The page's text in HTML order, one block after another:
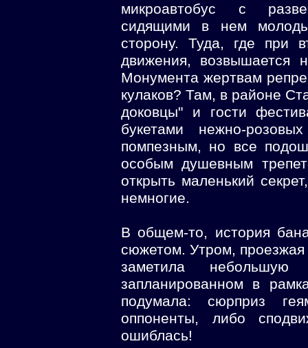
микроавтобус с
сидящими в нем
сторону. Туда, где при
движения, возвышается
Монумента жертвам
кулаков? Там, в районе
доковцы" и гости
букетами нежно-
помпезным, но все
особым душевным
открыть маленький
немногие.
В общем-то, история
сюжетом. Утром,
заметила
запланированном в
подумала: сюрприз
оппоненты, либо
ошиблась!